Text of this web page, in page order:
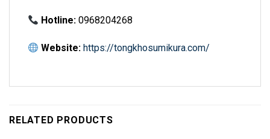
Hotline: 0968204268
Website: https://tongkhosumikura.com/
RELATED PRODUCTS